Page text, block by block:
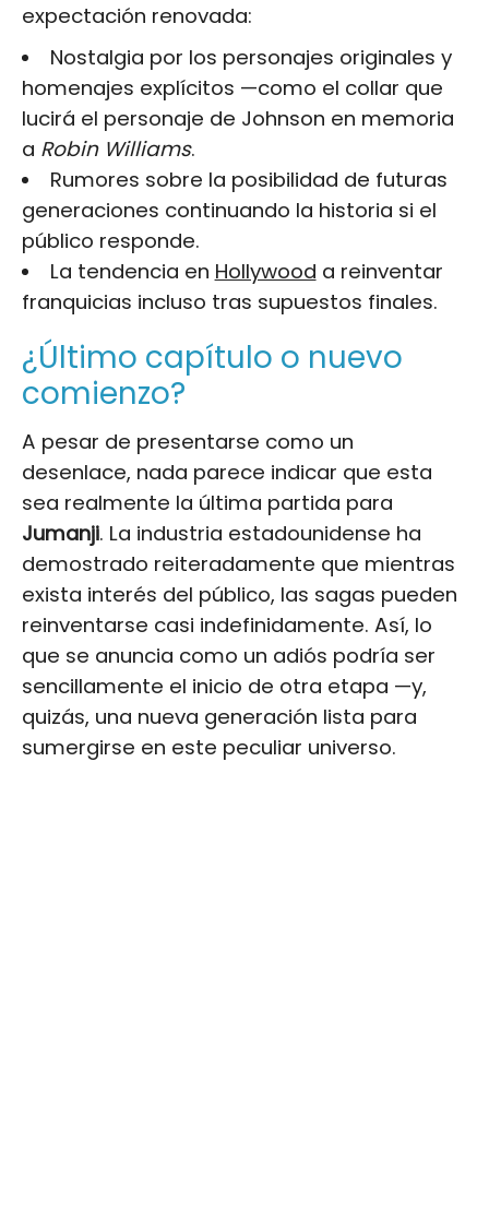
expectación renovada:
Nostalgia por los personajes originales y
homenajes explícitos —como el collar que
lucirá el personaje de Johnson en memoria
a Robin Williams.
Rumores sobre la posibilidad de futuras
generaciones continuando la historia si el
público responde.
La tendencia en Hollywood a reinventar
franquicias incluso tras supuestos finales.
¿Último capítulo o nuevo
comienzo?
A pesar de presentarse como un
desenlace, nada parece indicar que esta
sea realmente la última partida para
Jumanji. La industria estadounidense ha
demostrado reiteradamente que mientras
exista interés del público, las sagas pueden
reinventarse casi indefinidamente. Así, lo
que se anuncia como un adiós podría ser
sencillamente el inicio de otra etapa —y,
quizás, una nueva generación lista para
sumergirse en este peculiar universo.